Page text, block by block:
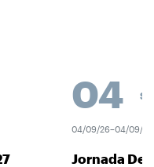
04 SEP.
04/09/26–04/09/26
Jornada